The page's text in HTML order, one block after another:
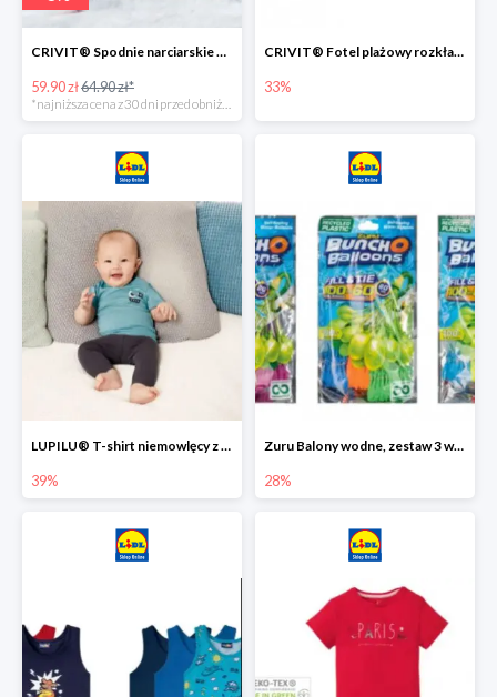
CRIVIT® Spodnie narciarskie dziewczęce
59.90 zł64.90 zł*
*najniższa cena z 30 dni przed obniżką
CRIVIT® Fotel plażowy rozkładany / Brodzik dziecięcy
33%
LUPILU® T-shirt niemowlęcy z biobawełny -39%
39%
Zuru Balony wodne, zestaw 3 wiązek -28%
28%